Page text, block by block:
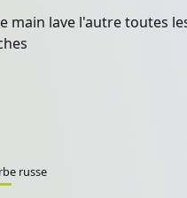
main lave l'autre toutes
russe